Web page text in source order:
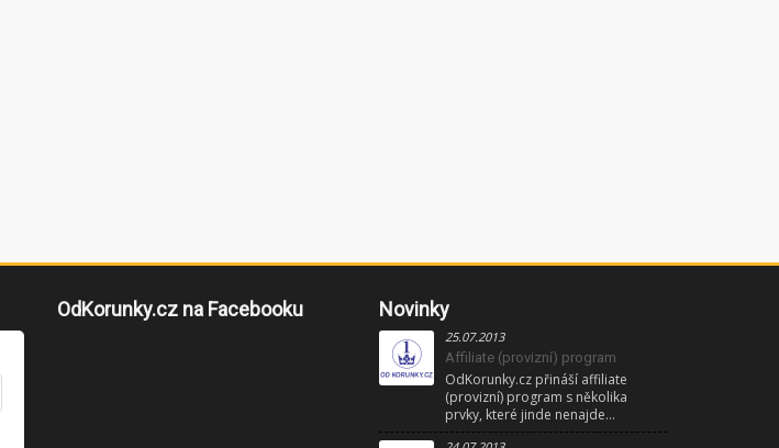
OdKorunky.cz na Facebooku Novinky
25.07.2013
Affiliate (provizní) program
OdKorunky.cz přináší affiliate
(provizní) program s několika
prvky, které jinde nenajde...